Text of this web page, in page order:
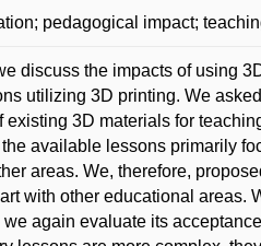
pedagogical impact;
discuss the impacts of using
utilizing 3D printing. We
existing 3D materials for
available lessons primarily
areas. We, therefore,
with other educational areas.
we again evaluate its